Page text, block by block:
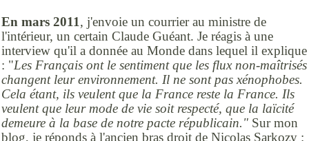
En mars 2011, j'envoie un courrier au ministre de
l'intérieur, un certain Claude Guéant. Je réagis à une
interview qu'il a donnée au Monde dans lequel il explique
: "Les Français ont le sentiment que les flux non-maîtrisés
changent leur environnement. Il ne sont pas xénophobes.
Cela étant, ils veulent que la France reste la France. Ils
veulent que leur mode de vie soit respecté, que la laïcité
demeure à la base de notre pacte républicain." Sur mon
blog, je réponds à l'ancien bras droit de Nicolas Sarkozy :